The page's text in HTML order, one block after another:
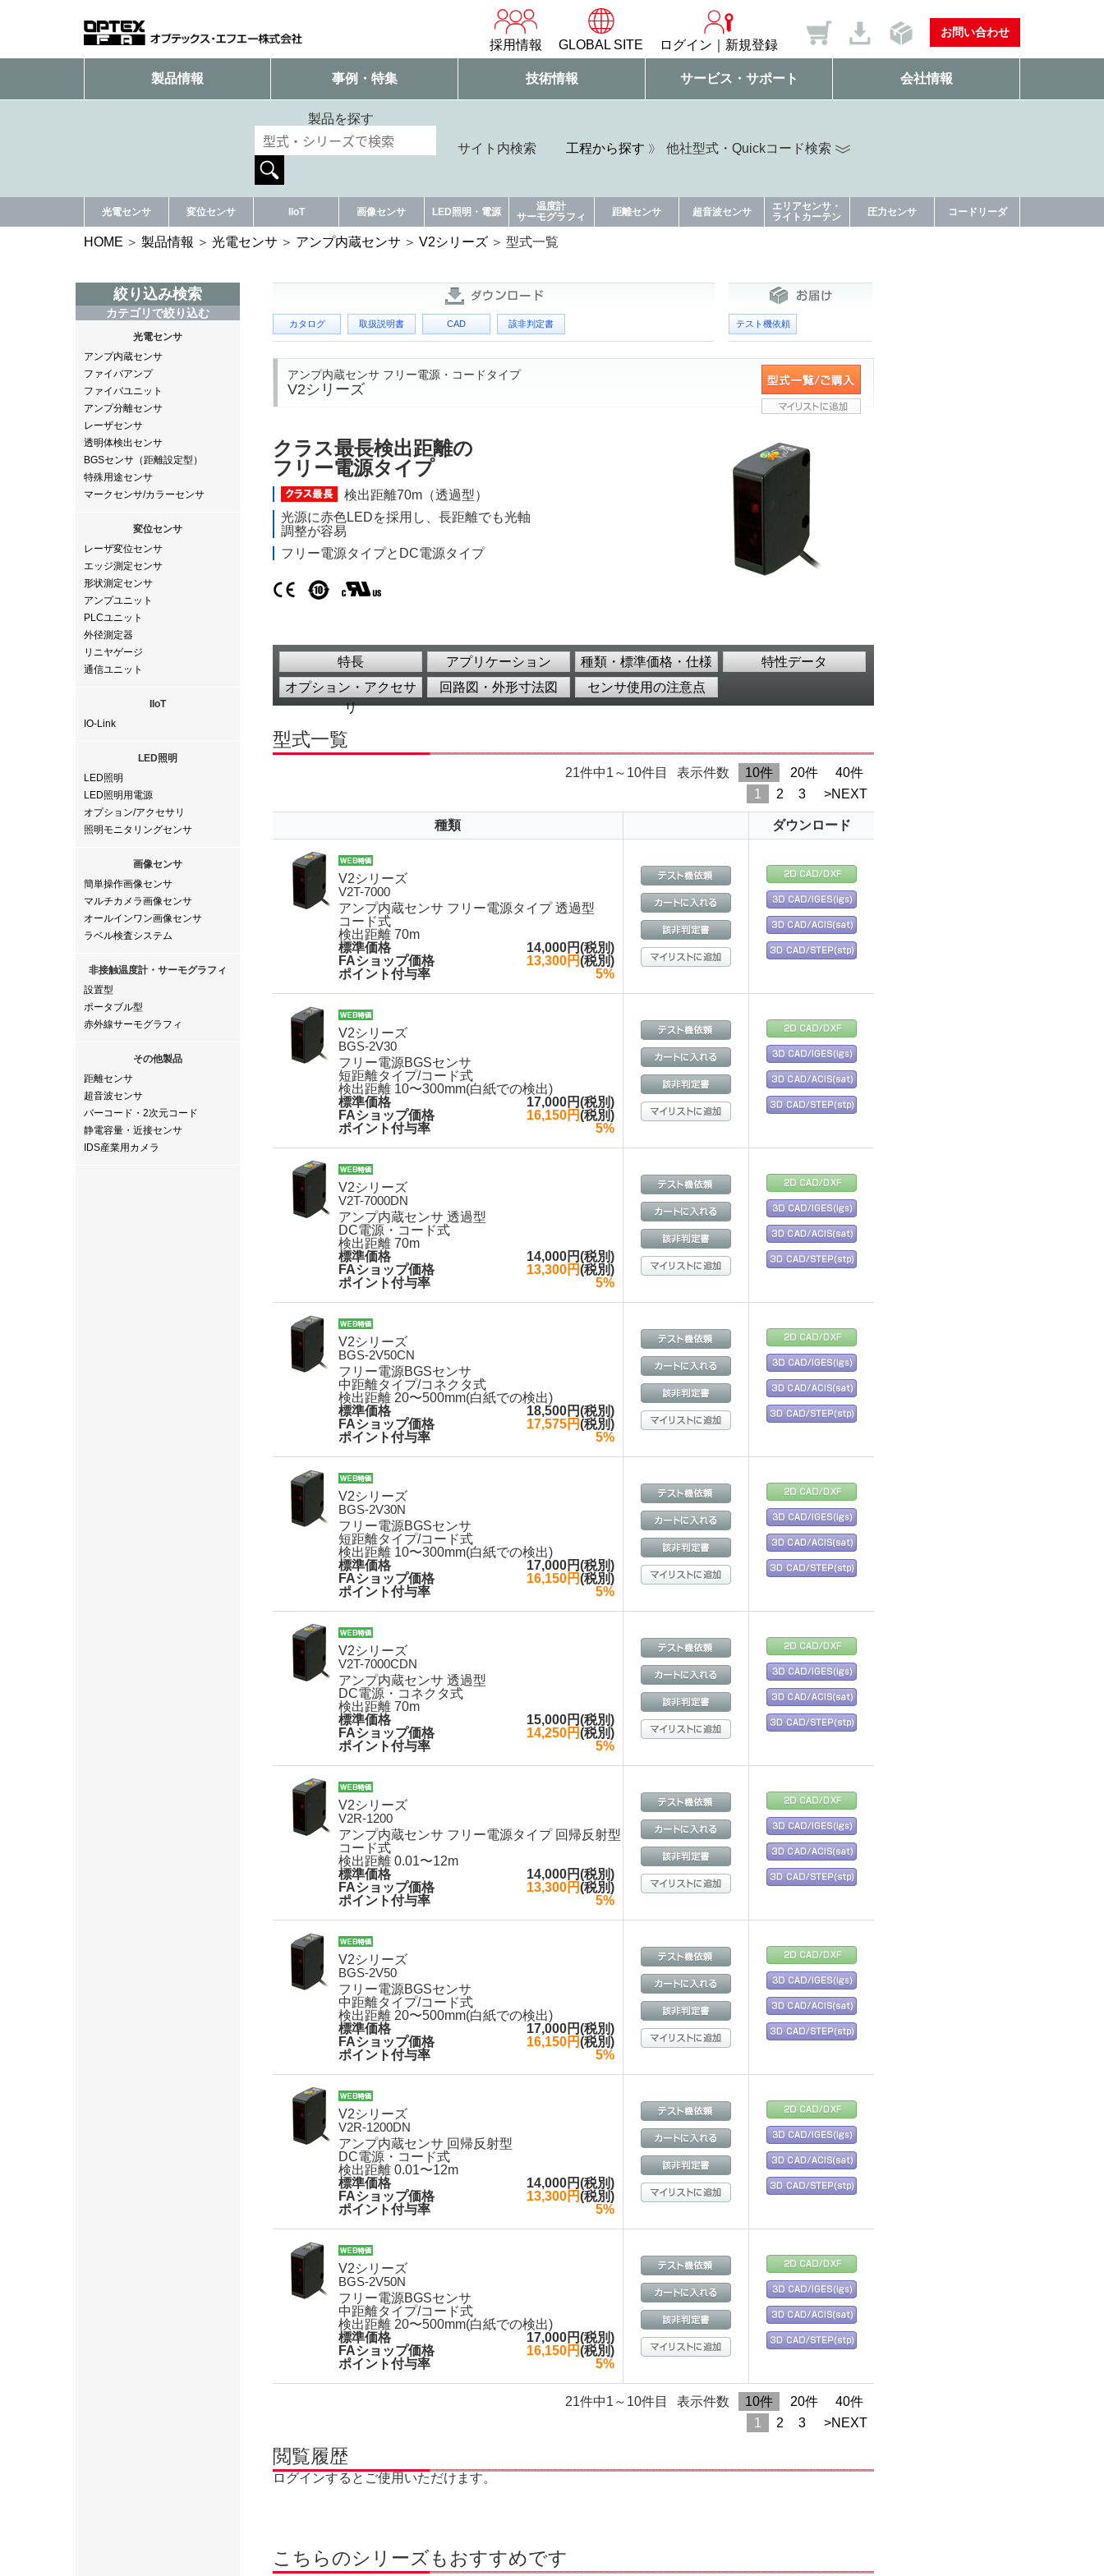
採用情報 GLOBAL SITE ログイン 新規登録
お問い合わせ
製品情報 事例・特集 技術情報 サービス・サポート 会社情報
製品を探す
サイト内検索 工程から探す 他社型式・Quickコード検索
光電センサ 変位センサ IIoT 画像センサ LED照明・電源
温度計
サーモグラフィ
距離センサ 超音波センサ
エリアセンサ・
ライトカーテン
圧力センサ コードリーダ
HOME 製品情報 光電センサ アンプ内蔵センサ V2シリーズ 型式一覧
絞り込み検索
カテゴリで絞り込む
光電センサ
アンプ内蔵センサ
ファイバアンプ
ファイバユニット
アンプ分離センサ
レーザセンサ
透明体検出センサ
BGSセンサ（距離設定型）
特殊用途センサ
マークセンサ/カラーセンサ
変位センサ
レーザ変位センサ
エッジ測定センサ
形状測定センサ
アンプユニット
PLCユニット
外径測定器
リニヤゲージ
通信ユニット
IIoT
IO-Link
LED照明
LED照明
LED照明用電源
オプション/アクセサリ
照明モニタリングセンサ
画像センサ
簡単操作画像センサ
マルチカメラ画像センサ
オールインワン画像センサ
ラベル検査システム
非接触温度計・サーモグラフィ
設置型
ポータブル型
赤外線サーモグラフィ
その他製品
距離センサ
超音波センサ
バーコード・2次元コード
静電容量・近接センサ
IDS産業用カメラ
カタログ 取扱説明書 CAD 該非判定書 テスト機依頼
アンプ内蔵センサ フリー電源・コードタイプ
V2シリーズ
クラス最長検出距離の
フリー電源タイプ
検出距離70m（透過型）
光源に赤色LEDを採用し、長距離でも光軸
調整が容易
フリー電源タイプとDC電源タイプ
特長 アプリケーション 種類・標準価格・仕様
特性データ
オプション・アクセサ
リ
回路図・外形寸法図 センサ使用の注意点
型式一覧
40件
20件
10件
表示件数
21件中1～10件目
>NEXT
3
2
1
種類 ダウンロード
V2シリーズ
V2T-7000
アンプ内蔵センサ フリー電源タイプ 透過型
コード式
検出距離 70m
標準価格
14,000円(税別)
FAショップ価格
13,300円(税別)
ポイント付与率
5%
V2シリーズ
BGS-2V30
フリー電源BGSセンサ
短距離タイプ/コード式
検出距離 10〜300mm(白紙での検出)
標準価格
17,000円(税別)
FAショップ価格
16,150円(税別)
ポイント付与率
5%
V2シリーズ
V2T-7000DN
アンプ内蔵センサ 透過型
DC電源・コード式
検出距離 70m
標準価格
14,000円(税別)
FAショップ価格
13,300円(税別)
ポイント付与率
5%
V2シリーズ
BGS-2V50CN
フリー電源BGSセンサ
中距離タイプ/コネクタ式
検出距離 20〜500mm(白紙での検出)
標準価格
18,500円(税別)
FAショップ価格
17,575円(税別)
ポイント付与率
5%
V2シリーズ
BGS-2V30N
フリー電源BGSセンサ
短距離タイプ/コード式
検出距離 10〜300mm(白紙での検出)
標準価格
17,000円(税別)
FAショップ価格
16,150円(税別)
ポイント付与率
5%
V2シリーズ
V2T-7000CDN
アンプ内蔵センサ 透過型
DC電源・コネクタ式
検出距離 70m
標準価格
15,000円(税別)
FAショップ価格
14,250円(税別)
ポイント付与率
5%
V2シリーズ
V2R-1200
アンプ内蔵センサ フリー電源タイプ 回帰反射型
コード式
検出距離 0.01〜12m
標準価格
14,000円(税別)
FAショップ価格
13,300円(税別)
ポイント付与率
5%
V2シリーズ
BGS-2V50
フリー電源BGSセンサ
中距離タイプ/コード式
検出距離 20〜500mm(白紙での検出)
標準価格
17,000円(税別)
FAショップ価格
16,150円(税別)
ポイント付与率
5%
V2シリーズ
V2R-1200DN
アンプ内蔵センサ 回帰反射型
DC電源・コード式
検出距離 0.01〜12m
標準価格
14,000円(税別)
FAショップ価格
13,300円(税別)
ポイント付与率
5%
V2シリーズ
BGS-2V50N
フリー電源BGSセンサ
中距離タイプ/コード式
検出距離 20〜500mm(白紙での検出)
標準価格
17,000円(税別)
FAショップ価格
16,150円(税別)
ポイント付与率
5%
40件
20件
10件
表示件数
21件中1～10件目
>NEXT
3
2
1
閲覧履歴
ログインするとご使用いただけます。
こちらのシリーズもおすすめです